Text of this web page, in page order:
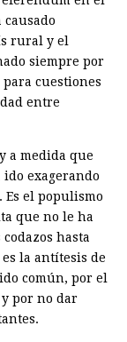
rural y el
siempre por
cuestiones
entre
a medida que
exagerando
Es el populismo
que no le ha
hasta
la antítesis de
común, por el
por no dar